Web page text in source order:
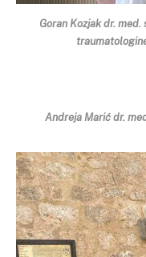
Goran Kozjak dr.
Andreja Marić dr.